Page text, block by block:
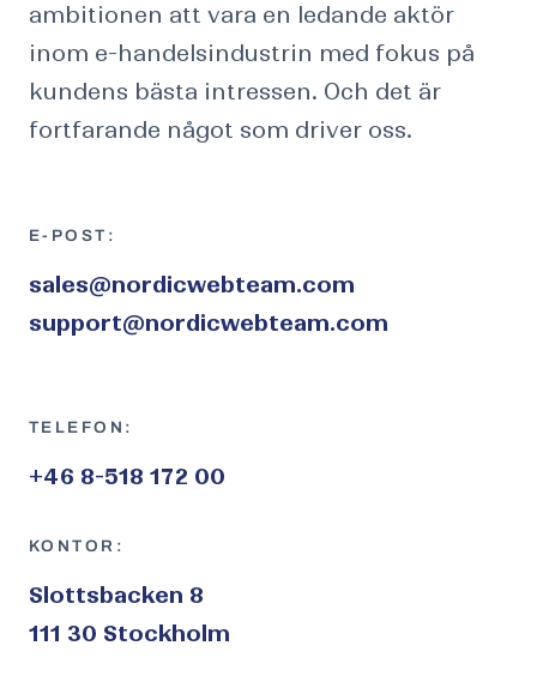
ambitionen att vara en ledande aktör
inom e-handelsindustrin med fokus på
kundens bästa intressen. Och det är
fortfarande något som driver oss.
E-POST:
sales@nordicwebteam.com
support@nordicwebteam.com
TELEFON:
+46 8-518 172 00
KONTOR:
Slottsbacken 8
111 30 Stockholm